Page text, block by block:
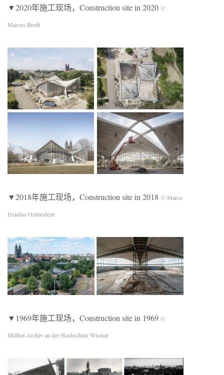
▼2020年施工现场，Construction site in 2020 ©
Marcus Bredt
▼2018年施工现场，Construction site in 2018 © Marco
Dziallas Ostmodern
▼1969年施工现场，Construction site in 1969 ©
Müther-Archiv an der Hochschule Wismar